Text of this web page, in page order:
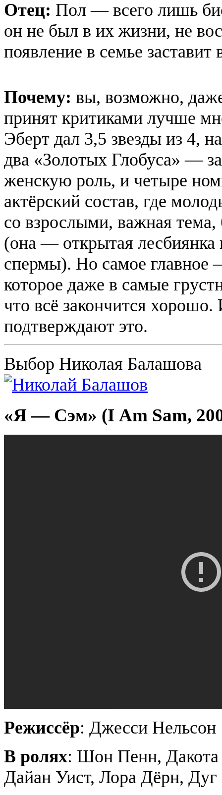
Отец: Пол — всего лишь
он не был в их жизни, не
появление в семье
Почему: вы, возможно,
принят критиками лучше
Эберт дал 3,5 звезды из 4,
два «Золотых Глобуса» —
женскую роль, и четыре
актёрский состав, где
со взрослыми, важная
(она — открытая лесбиянка
спермы). Но самое главное
которое даже в самые
что всё закончится
подтверждают это.
Выбор Николая Балашова
«Я — Сэм» (I Am Sam,
Режиссёр: Джесси Нельсон
В ролях: Шон Пенн,
Дайан Уист, Лора Дёрн, Дуг